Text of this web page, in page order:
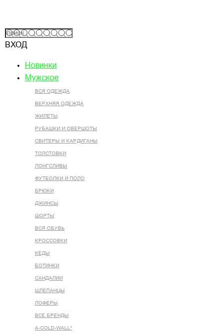
ВХОД
Новинки
Мужское
ВСЯ ОДЕЖДА
ВЕРХНЯЯ ОДЕЖДА
ЖИЛЕТЫ
РУБАШКИ И ОВЕРШОТЫ
СВИТЕРЫ И КАРДИГАНЫ
ТОЛСТОВКИ
ЛОНГСЛИВЫ
ФУТБОЛКИ И ПОЛО
БРЮКИ
ДЖИНСЫ
ШОРТЫ
ВСЯ ОБУВЬ
КРОССОВКИ
КЕДЫ
БОТИНКИ
САНДАЛИИ
ШЛЕПАНЦЫ
ЛОФЕРЫ
ВСЕ БРЕНДЫ
A-COLD-WALL*